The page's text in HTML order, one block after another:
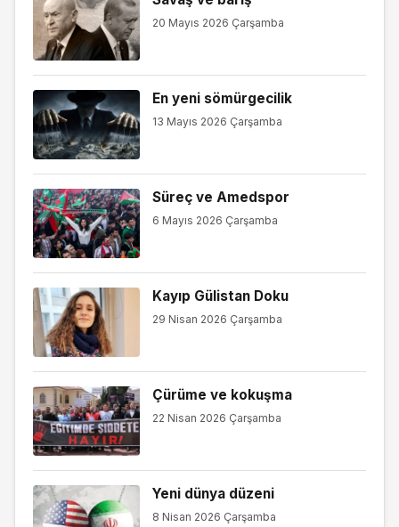
20 Mayıs 2026 Çarşamba
En yeni sömürgecilik
13 Mayıs 2026 Çarşamba
Süreç ve Amedspor
6 Mayıs 2026 Çarşamba
Kayıp Gülistan Doku
29 Nisan 2026 Çarşamba
Çürüme ve kokuşma
22 Nisan 2026 Çarşamba
Yeni dünya düzeni
8 Nisan 2026 Çarşamba